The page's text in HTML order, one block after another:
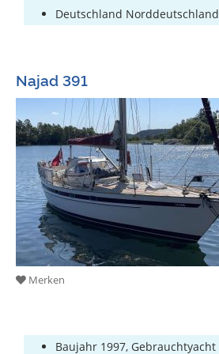
Deutschland Norddeutschland
Najad 391
Merken
Baujahr 1997, Gebrauchtyacht